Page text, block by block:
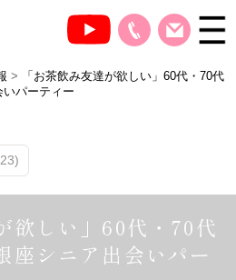
>
「お茶飲み友達が欲しい」60代・70代
パーティー
欲しい」60代・70代
座シニア出会いパー